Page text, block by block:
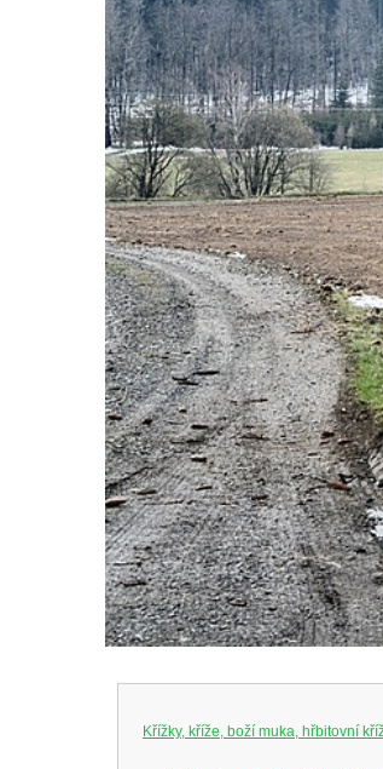
Křížky, kříže, boží muka, hřbitovní